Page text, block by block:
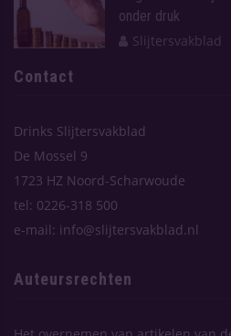
onder druk
Slijtersvakblad
Contact
Drinks Slijtersvakblad
De Mossel 9
1723 HZ Noord-Scharwoude
tel: 0226-318 500
e-mail: info@slijtersvakblad.nl
Auteursrechten